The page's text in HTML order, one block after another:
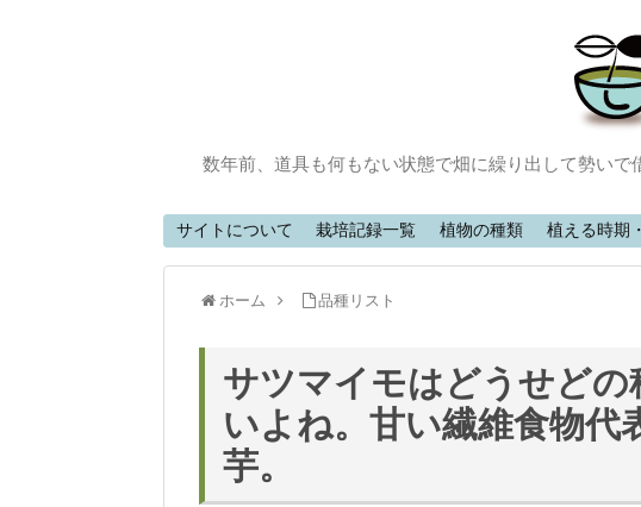
数年前、道具も何もない状態で畑に繰り出して勢い
サイトについて 栽培記録一覧 植物の種類 植える時期
ホーム 品種リスト
サツマイモはどうせどの
いよね。甘い繊維食物代
芋。